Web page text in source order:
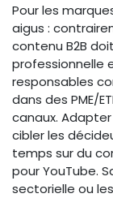
Pour les
aigus :
contenu B2B
professionnelle
responsables
dans des PME/
canaux.
cibler les
temps sur du
pour YouTube.
sectorielle ou